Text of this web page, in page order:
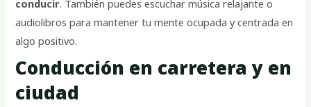
conducir. También puedes escuchar música relajante o
audiolibros para mantener tu mente ocupada y centrada en
algo positivo.
Conducción en carretera y en
ciudad